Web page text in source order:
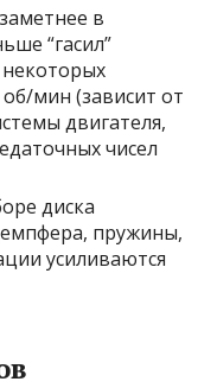
в
“гасил”
мин (зависит от
двигателя,
чисел
диска
пружины,
усиливаются